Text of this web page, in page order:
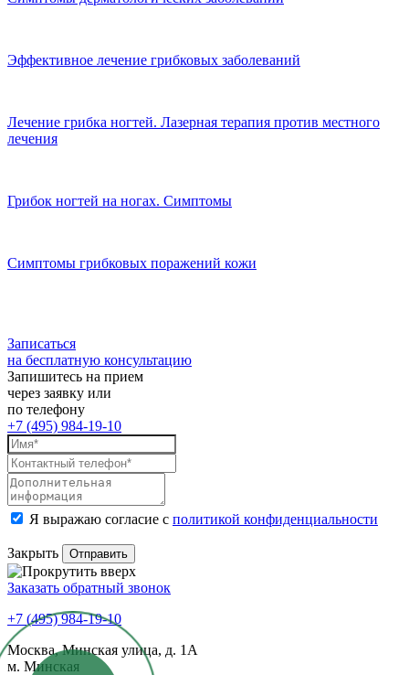
Эффективное лечение грибковых заболеваний
Лечение грибка ногтей. Лазерная терапия против местного
лечения
Грибок ногтей на ногах. Симптомы
Симптомы грибковых поражений кожи
Записаться
на бесплатную консультацию
Запишитесь на прием
через заявку или
по телефону
+7 (495) 984-19-10
Я выражаю согласие с политикой конфиденциальности
Закрыть
Заказать обратный звонок
+7 (495) 984-19-10
Москва, Минская улица, д. 1А
м. Минская